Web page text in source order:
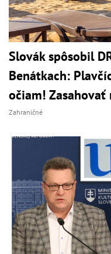
Slovák spôsobil
Benátkach:
očiam!
Zahraničné